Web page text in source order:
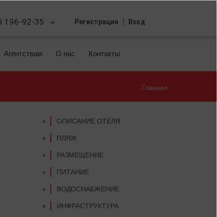
196-92-35 Регистрация Вход
Агентствам О нас Контакты
Главная
ОПИСАНИЕ ОТЕЛЯ
ПЛЯЖ
РАЗМЕЩЕНИЕ
ПИТАНИЕ
ВОДОСНАБЖЕНИЕ
ИНФРАСТРУКТУРА